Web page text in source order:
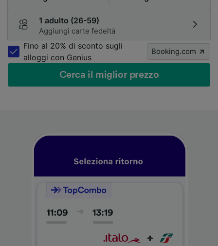
1 adulto (26-59)
Aggiungi carte fedeltà
Fino al 20% di sconto sugli
alloggi con Genius
Booking.com
Cerca il miglior prezzo